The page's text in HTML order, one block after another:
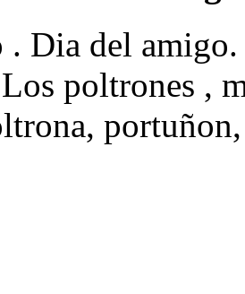
Dia del amigo.
poltrones ,